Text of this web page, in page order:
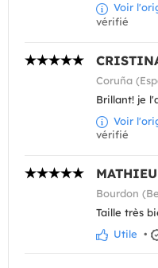
Voir
vérifié
Coruña
Brillant! je
Voir
vérifié
MATHIEU
Bourdon
Taille très
Utile •